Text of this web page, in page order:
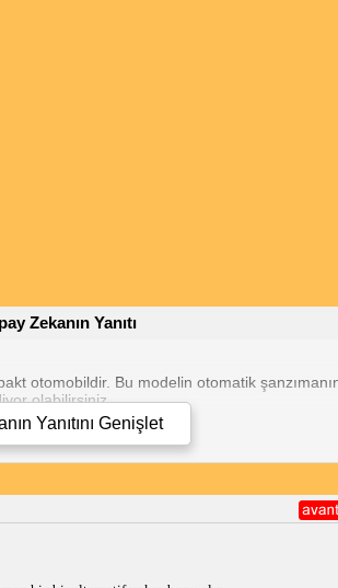
Zekanın Yanıtı
otomobildir. Bu modelin otomatik
olabilirsiniz.
şanzımanı (Easytronic), bazı kullanıcılar
için uygun bulmuştur.
vitesli versiyonunun kasa yapısı sağlam
YanıtınıGenişlet